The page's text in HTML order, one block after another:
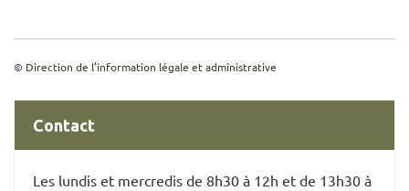
© Direction de l’information légale et administrative
Contact
Les lundis et mercredis de 8h30 à 12h et de 13h30 à